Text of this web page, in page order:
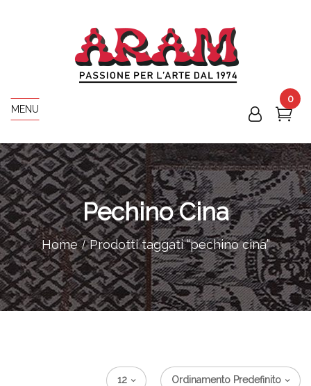
MENU
0
Pechino Cina
Home Prodotti taggati “pechino cina”
Ordinamento Predefinito
12